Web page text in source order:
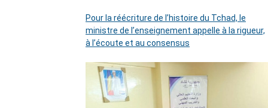
Pour la réécriture de l’histoire du Tchad, le
ministre de l’enseignement appelle à la rigueur,
à l’écoute et au consensus